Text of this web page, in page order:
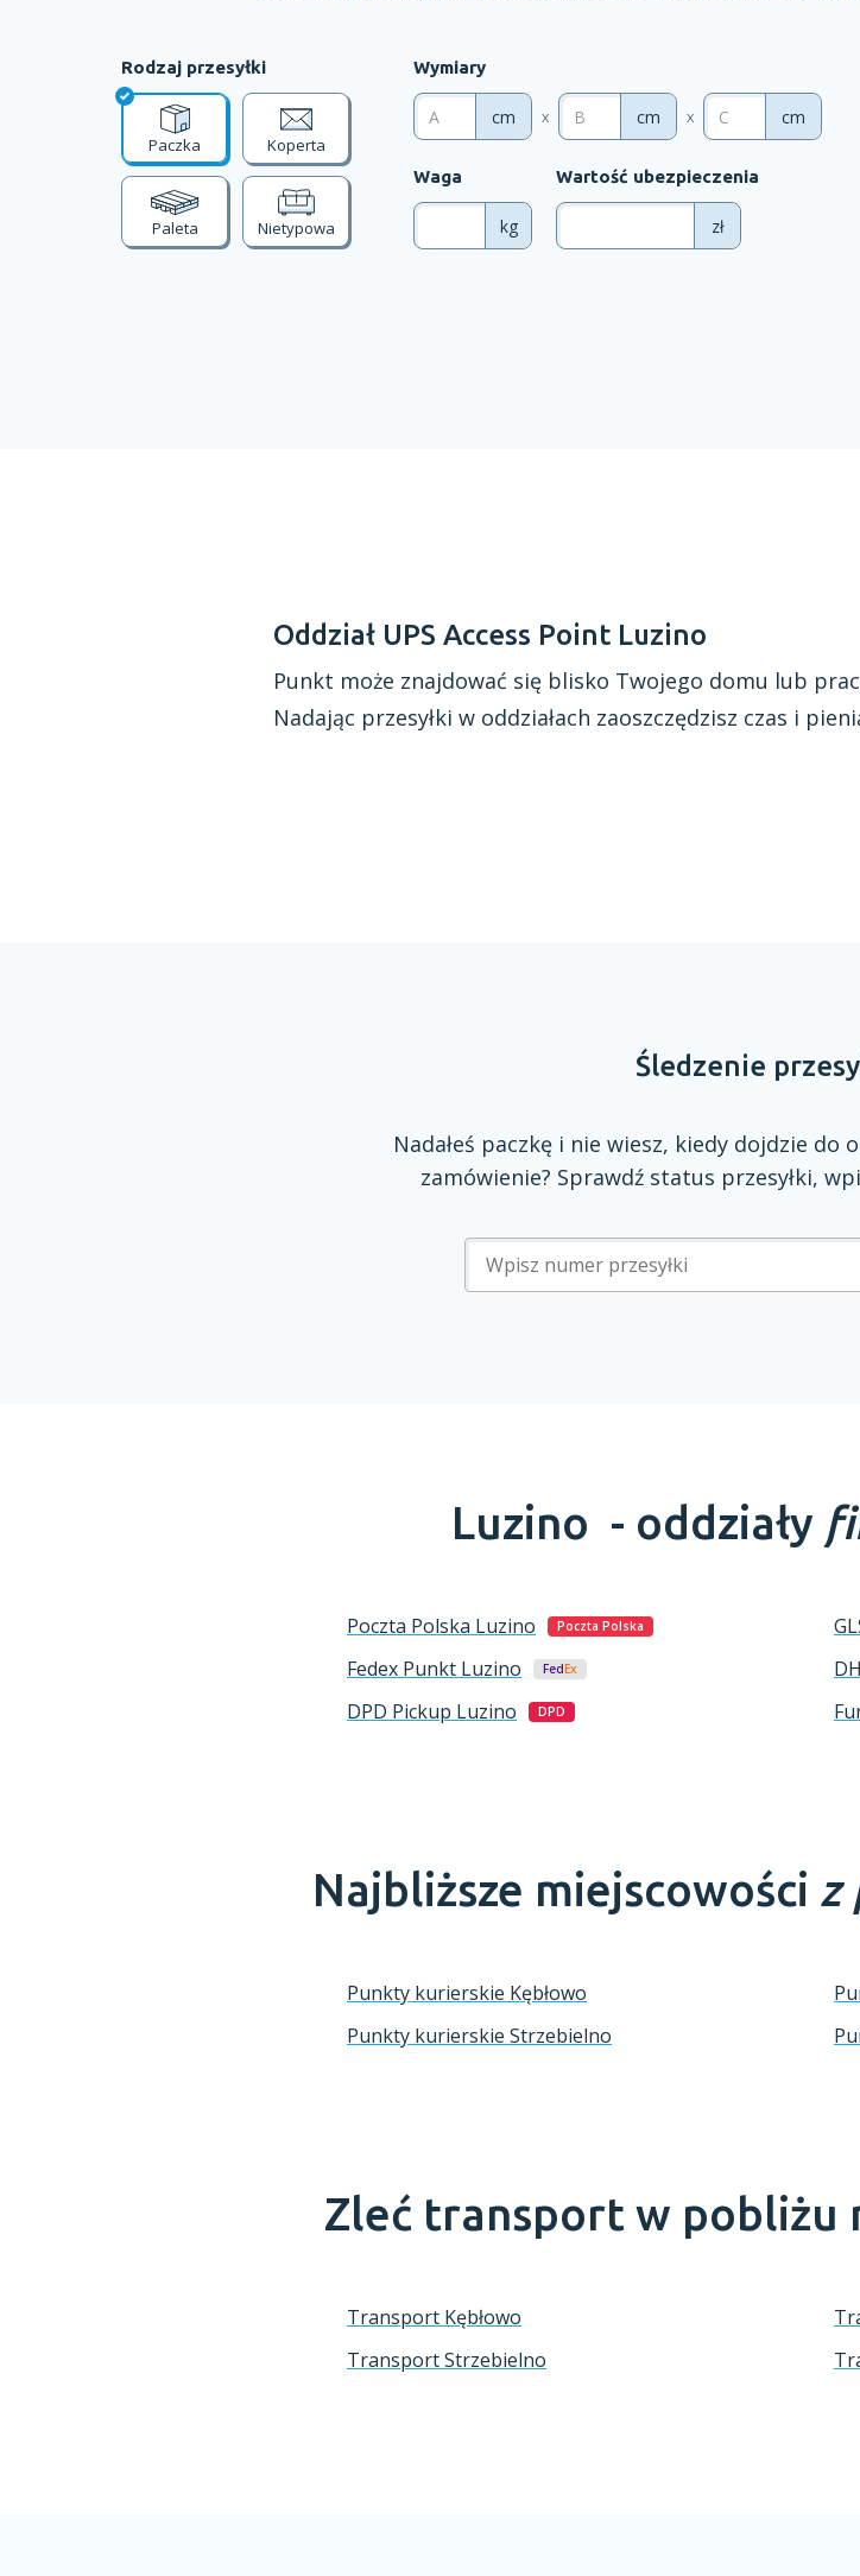
Rodzaj przesyłki
Paczka Koperta
Paleta Nietypowa
Wymiary
cm x cm x cm
Waga
kg
Wartość ubezpieczenia
zł
Oddział UPS Access Point Luzino
Punkt może znajdować się blisko Twojego domu lub
Nadając przesyłki w oddziałach zaoszczędzisz czas i
Śledzenie
Nadałeś paczkę i nie wiesz, kiedy dojdzie do
zamówienie? Sprawdź status przesyłki,
Luzino - oddziały
Poczta Polska Luzino Poczta Polska
Fedex Punkt Luzino FedEx
DPD Pickup Luzino DPD
Najbliższe miejscowości z
Punkty kurierskie Kębłowo
Punkty kurierskie Strzebielno
Zleć transport w pobliżu
Transport Kębłowo
Transport Strzebielno